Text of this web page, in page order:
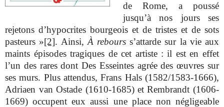
de Rome, a poussé
jusqu’à nos jours ses
rejetons d’hypocrites bourgeois et de tristes et de sots
pasteurs »[2]. Ainsi, À rebourss’attarde sur la vie aux
maints épisodes tragiques de cet artiste : il est en effet
l’un des rares dont Des Esseintes agrée des œuvres sur
ses murs. Plus attendus, Frans Hals (1582/1583-1666),
Adriaen van Ostade (1610-1685) et Rembrandt (1606-
1669) occupent eux aussi une place non négligeable